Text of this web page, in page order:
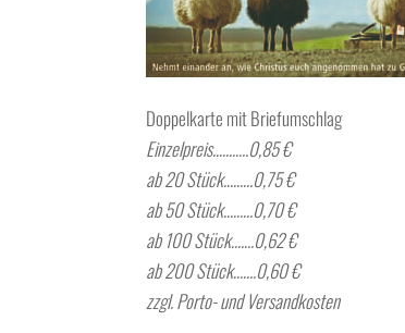
Doppelkarte mit Briefumschlag
Einzelpreis………..0,85 €
ab 20 Stück………0,75 €
ab 50 Stück………0,70 €
ab 100 Stück…….0,62 €
ab 200 Stück…….0,60 €
zzgl. Porto- und Versandkosten